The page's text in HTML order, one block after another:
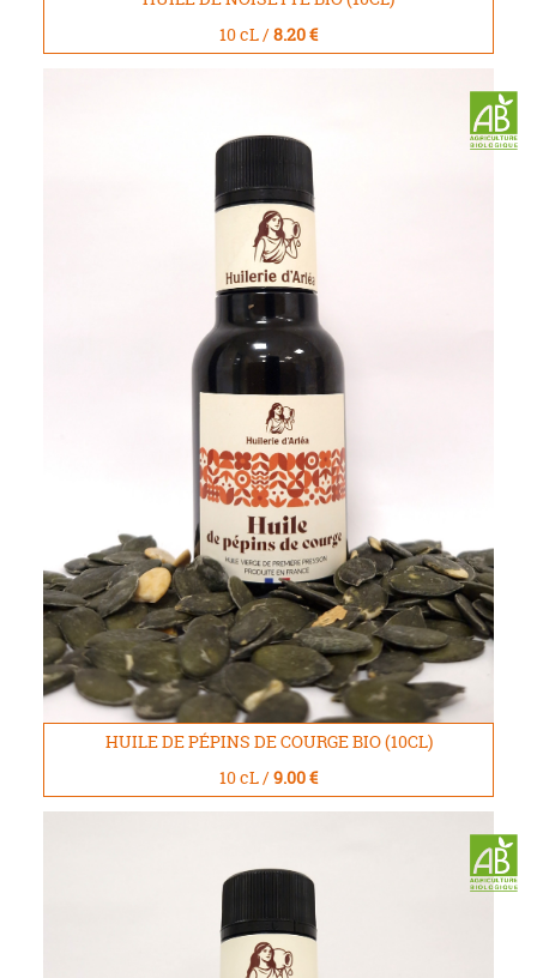
10 cL /8.20 €
HUILE DE PÉPINS DE COURGE BIO (10CL)
10 cL /9.00 €